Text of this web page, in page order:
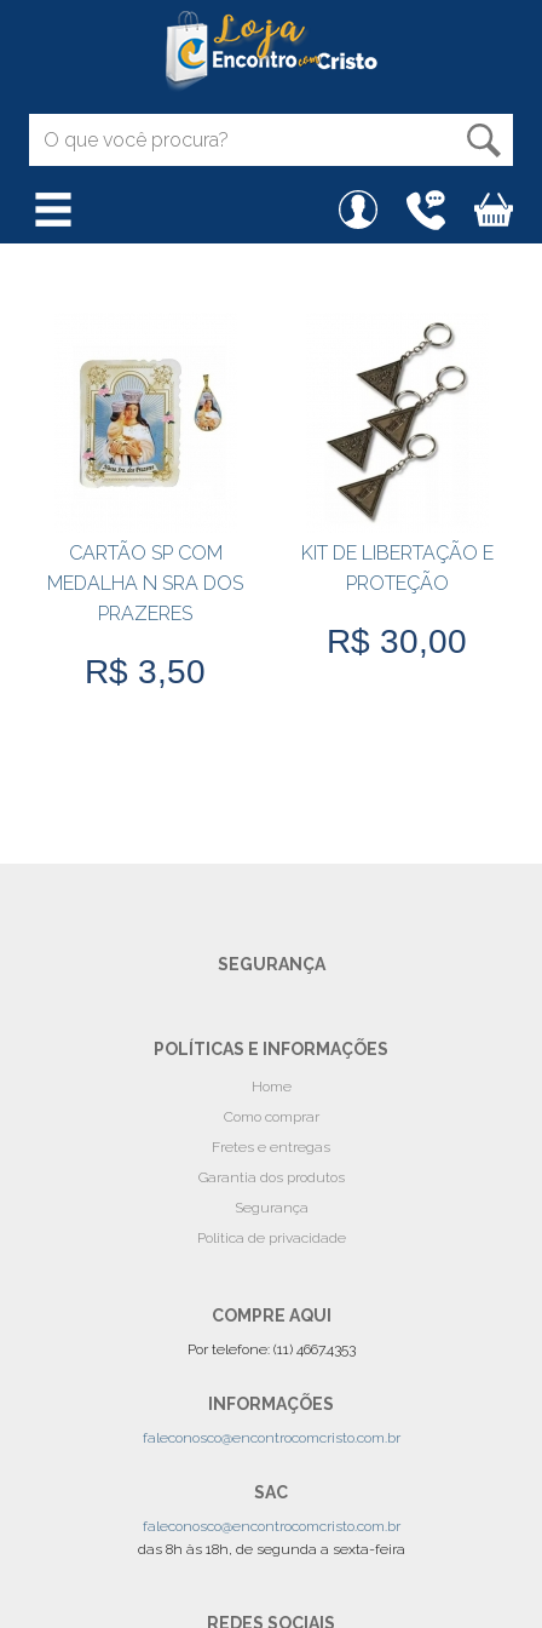
CARTÃO SP COM
MEDALHA N SRA DOS
PRAZERES
R$ 3,50
KIT DE LIBERTAÇÃO E
PROTEÇÃO
R$ 30,00
SEGURANÇA
POLÍTICAS E INFORMAÇÕES
Home
Como comprar
Fretes e entregas
Garantia dos produtos
Segurança
Politica de privacidade
COMPRE AQUI
Por telefone: (11) 4667.4353
INFORMAÇÕES
faleconosco@encontrocomcristo.com.br
SAC
faleconosco@encontrocomcristo.com.br
das 8h às 18h, de segunda a sexta-feira
REDES SOCIAIS